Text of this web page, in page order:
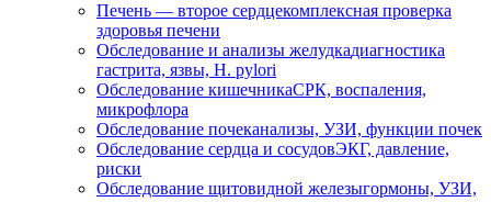
Печень — второе сердцекомплексная проверка
здоровья печени
Обследование и анализы желудкадиагностика
гастрита, язвы, H. pylori
Обследование кишечникаСРК, воспаления,
микрофлора
Обследование почеканализы, УЗИ, функции почек
Обследование сердца и сосудовЭКГ, давление,
риски
Обследование щитовидной железыгормоны, УЗИ,